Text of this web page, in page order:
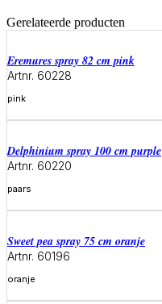
Gerelateerde producten
eremures spray 82 cm pink
Artnr. 60228
pink
Meer informatie
delphinium spray 100 cm purple
Artnr. 60220
paars
Meer informatie
sweet pea spray 75 cm oranje
Artnr. 60196
oranje
Meer informatie